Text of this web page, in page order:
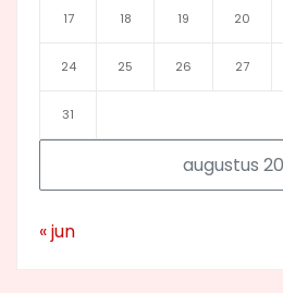
augustus
17 18 19 20
24 25 26 27
31
« jun